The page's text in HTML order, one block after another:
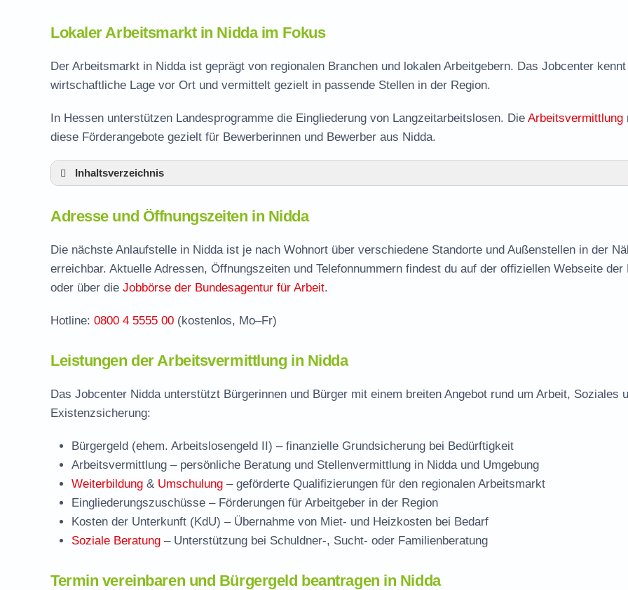
Lokaler Arbeitsmarkt in Nidda im Fokus
Der Arbeitsmarkt in Nidda ist geprägt von regionalen Branchen und lokalen Arbeitgebern. Das Jobcenter
wirtschaftliche Lage vor Ort und vermittelt gezielt in passende Stellen in der Region.
In Hessen unterstützen Landesprogramme die Eingliederung von Langzeitarbeitslosen. Die Arbeitsvermittlung
diese Förderangebote gezielt für Bewerberinnen und Bewerber aus Nidda.
Inhaltsverzeichnis
Leistungen der Arbeitsvermittlung in Nidda
Termin vereinbaren und Bürgergeld beantragen
Jobcenter Wetteraukreis – zuständige Stelle
Stellenangebote und Jobbörse in Nidda
Häufige Fragen rund ums Jobcenter
Adresse und Öffnungszeiten in Nidda
Die nächste Anlaufstelle in Nidda ist je nach Wohnort über verschiedene Standorte und Außenstellen in der
erreichbar. Aktuelle Adressen, Öffnungszeiten und Telefonnummern findest du auf der offiziellen Webseite der
oder über die Jobbörse der Bundesagentur für Arbeit.
Hotline: 0800 4 5555 00 (kostenlos, Mo–Fr)
Leistungen der Arbeitsvermittlung in Nidda
Das Jobcenter Nidda unterstützt Bürgerinnen und Bürger mit einem breiten Angebot rund um Arbeit, Soziales
Existenzsicherung:
Bürgergeld (ehem. Arbeitslosengeld II) – finanzielle Grundsicherung bei Bedürftigkeit
Arbeitsvermittlung – persönliche Beratung und Stellenvermittlung in Nidda und Umgebung
Weiterbildung & Umschulung – geförderte Qualifizierungen für den regionalen Arbeitsmarkt
Eingliederungszuschüsse – Förderungen für Arbeitgeber in der Region
Kosten der Unterkunft (KdU) – Übernahme von Miet- und Heizkosten bei Bedarf
Soziale Beratung – Unterstützung bei Schuldner-, Sucht- oder Familienberatung
Termin vereinbaren und Bürgergeld beantragen in Nidda